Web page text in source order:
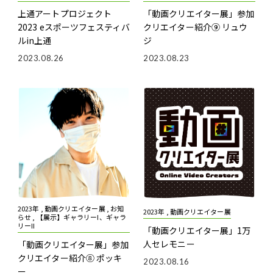
上通アートプロジェクト
2023 eスポーツフェスティバ
ルin上通
2023.08.26
「動画クリエイター展」参加
クリエイター紹介⑨ リュウ
ジ
2023.08.23
2023年 , 動画クリエイター展 , お知
らせ , 【展示】ギャラリーI、ギャラ
リーII
「動画クリエイター展」参加
クリエイター紹介⑧ ポッキ
ー
2023年 , 動画クリエイター展
「動画クリエイター展」1万
人セレモニー
2023.08.16